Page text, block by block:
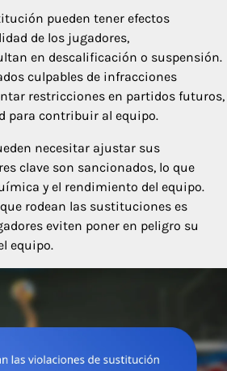
pueden tener efectos
de los jugadores,
en descalificación o suspensión.
culpables de infracciones
restricciones en partidos futuros,
para contribuir al equipo.
necesitar ajustar sus
clave son sancionados, lo que
y el rendimiento del equipo.
rodean las sustituciones es
eviten poner en peligro su
equipo.